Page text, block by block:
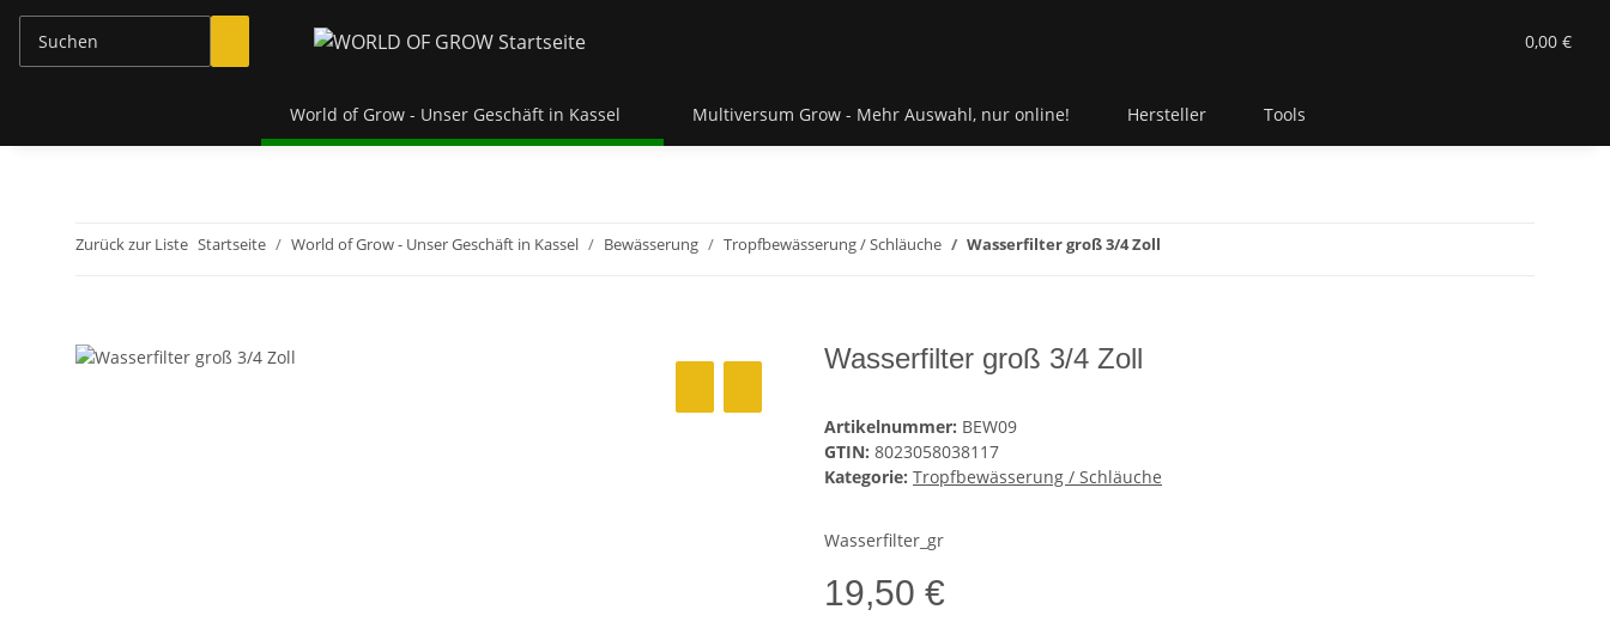
0,00 €
World of Grow - Unser Geschäft in Kassel Multiversum Grow - Mehr Auswahl, nur online! Hersteller Tools
Zurück zur Liste Startseite World of Grow - Unser Geschäft in Kassel Bewässerung Tropfbewässerung / Schläuche Wasserfilter groß 3/4 Zoll
Wasserfilter groß 3/4 Zoll
Artikelnummer: BEW09
GTIN: 8023058038117
Kategorie: Tropfbewässerung / Schläuche
Wasserfilter_gr
19,50 €